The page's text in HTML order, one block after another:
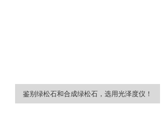
鉴别绿松石和合成绿松石，选用光泽度仪！